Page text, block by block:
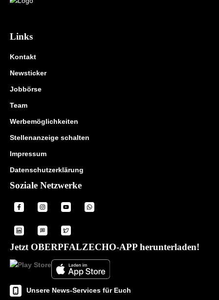
Links
Kontakt
Newsticker
Jobbörse
Team
Werbemöglichkeiten
Stellenanzeige schalten
Impressum
Datenschutzerklärung
Soziale Netzwerke
Jetzt OBERPFALZECHO-APP herunterladen!
Unsere News-Services für Euch